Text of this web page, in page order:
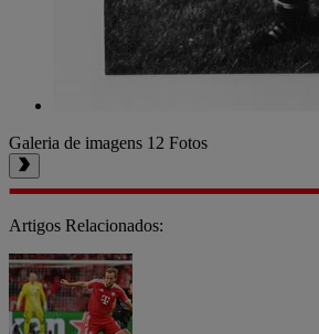
Galeria de imagens 12 Fotos
Artigos Relacionados: